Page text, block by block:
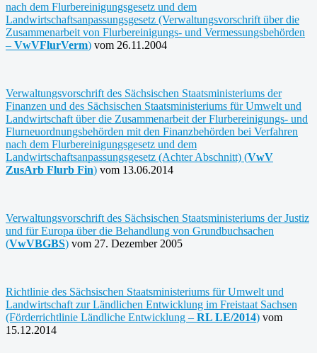
nach dem Flurbereinigungsgesetz und dem
Landwirtschaftsanpassungsgesetz (Verwaltungsvorschrift über die
Zusammenarbeit von Flurbereinigungs- und Vermessungsbehörden
– VwVFlurVerm) vom 26.11.2004
Verwaltungsvorschrift des Sächsischen Staatsministeriums der
Finanzen und des Sächsischen Staatsministeriums für Umwelt und
Landwirtschaft über die Zusammenarbeit der Flurbereinigungs- und
Flurneuordnungsbehörden mit den Finanzbehörden bei Verfahren
nach dem Flurbereinigungsgesetz und dem
Landwirtschaftsanpassungsgesetz (Achter Abschnitt) (VwV
ZusArb Flurb Fin) vom 13.06.2014
Verwaltungsvorschrift des Sächsischen Staatsministeriums der Justiz
und für Europa über die Behandlung von Grundbuchsachen
(VwVBGBS) vom 27. Dezember 2005
Richtlinie des Sächsischen Staatsministeriums für Umwelt und
Landwirtschaft zur Ländlichen Entwicklung im Freistaat Sachsen
(Förderrichtlinie Ländliche Entwicklung – RL LE/2014) vom
15.12.2014